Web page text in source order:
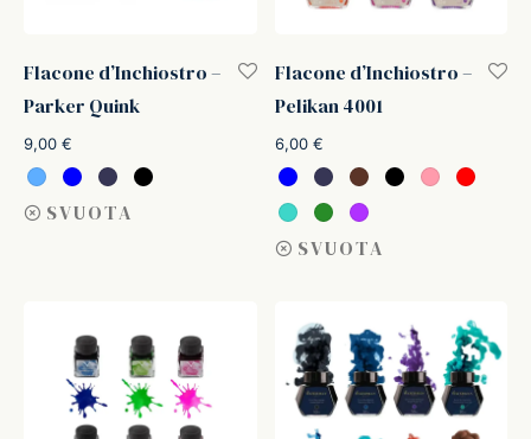
Flacone d’Inchiostro –
Parker Quink
9,00 €
SVUOTA
Flacone d’Inchiostro –
Pelikan 4001
6,00 €
SVUOTA